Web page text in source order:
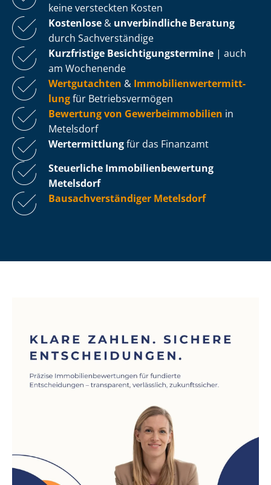
keine versteckten Kosten
Kostenlose & unverbindliche Beratung
durch Sachverständige
Kurzfristige Be­sich­ti­gungs­ter­mi­ne | auch
am Wochenende
Wertgutachten & Im­mo­bi­li­en­wert­ermitt­
lungfür Be­triebs­ver­mö­gen
Bewertung von Ge­wer­be­im­mo­bi­li­en in
Metelsdorf
Wertermittlungfür das Finanzamt
Steuerliche Im­mo­bi­li­en­be­wer­tung
Metelsdorf
Bau­sach­ver­stän­di­ger Metelsdorf